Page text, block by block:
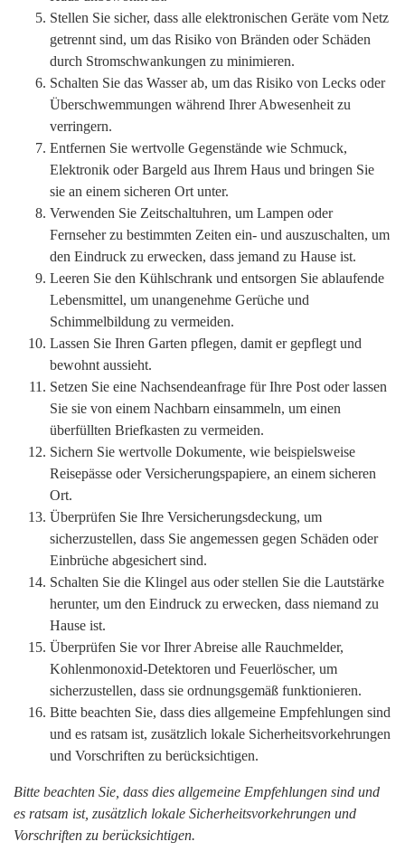
Stellen Sie sicher, dass alle elektronischen Geräte vom Netz
getrennt sind, um das Risiko von Bränden oder Schäden
durch Stromschwankungen zu minimieren.
Schalten Sie das Wasser ab, um das Risiko von Lecks oder
Überschwemmungen während Ihrer Abwesenheit zu
verringern.
Entfernen Sie wertvolle Gegenstände wie Schmuck,
Elektronik oder Bargeld aus Ihrem Haus und bringen Sie
sie an einem sicheren Ort unter.
Verwenden Sie Zeitschaltuhren, um Lampen oder
Fernseher zu bestimmten Zeiten ein- und auszuschalten, um
den Eindruck zu erwecken, dass jemand zu Hause ist.
Leeren Sie den Kühlschrank und entsorgen Sie ablaufende
Lebensmittel, um unangenehme Gerüche und
Schimmelbildung zu vermeiden.
Lassen Sie Ihren Garten pflegen, damit er gepflegt und
bewohnt aussieht.
Setzen Sie eine Nachsendeanfrage für Ihre Post oder lassen
Sie sie von einem Nachbarn einsammeln, um einen
überfüllten Briefkasten zu vermeiden.
Sichern Sie wertvolle Dokumente, wie beispielsweise
Reisepässe oder Versicherungspapiere, an einem sicheren
Ort.
Überprüfen Sie Ihre Versicherungsdeckung, um
sicherzustellen, dass Sie angemessen gegen Schäden oder
Einbrüche abgesichert sind.
Schalten Sie die Klingel aus oder stellen Sie die Lautstärke
herunter, um den Eindruck zu erwecken, dass niemand zu
Hause ist.
Überprüfen Sie vor Ihrer Abreise alle Rauchmelder,
Kohlenmonoxid-Detektoren und Feuerlöscher, um
sicherzustellen, dass sie ordnungsgemäß funktionieren.
Bitte beachten Sie, dass dies allgemeine Empfehlungen sind
und es ratsam ist, zusätzlich lokale Sicherheitsvorkehrungen
und Vorschriften zu berücksichtigen.
Bitte beachten Sie, dass dies allgemeine Empfehlungen sind und
es ratsam ist, zusätzlich lokale Sicherheitsvorkehrungen und
Vorschriften zu berücksichtigen.